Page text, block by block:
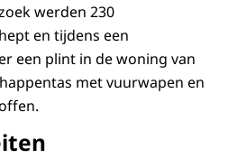
werden 230
en tijdens een
een plint in de woning van
met vuurwapen en